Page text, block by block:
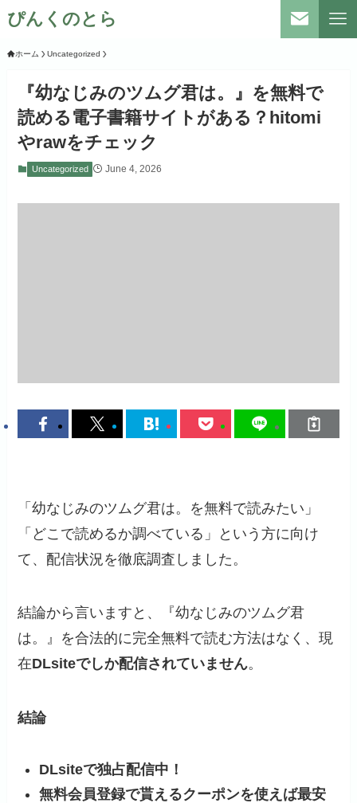
ぴんくのとら
ホーム Uncategorized
『幼なじみのツムグ君は。』を無料で
読める電子書籍サイトがある？hitomi
やrawをチェック
Uncategorized June 4, 2026
「幼なじみのツムグ君は。を無料で読みたい」
「どこで読めるか調べている」という方に向け
て、配信状況を徹底調査しました。
結論から言いますと、『幼なじみのツムグ君
は。』を合法的に完全無料で読む方法はなく、現
在DLsiteでしか配信されていません。
結論
DLsiteで独占配信中！
無料会員登録で貰えるクーポンを使えば最安